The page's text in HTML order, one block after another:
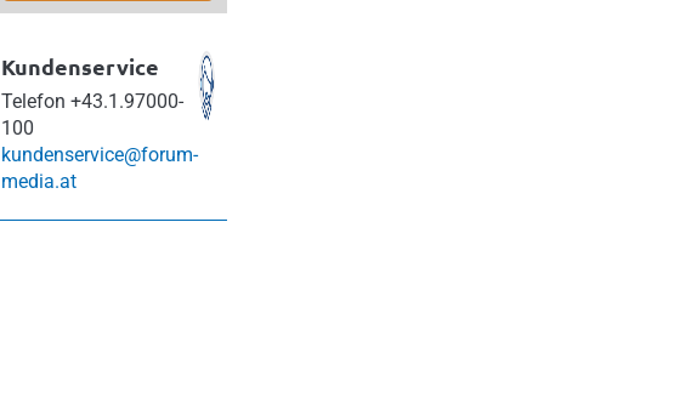
Kundenservice
Telefon +43.1.97000-
100
kundenservice@forum-
media.at